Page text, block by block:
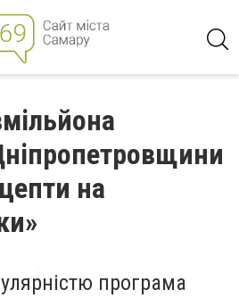
на
програма